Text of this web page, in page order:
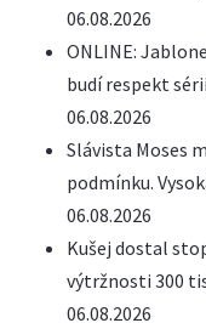
06.08.2026
ONLINE:
budí respekt
06.08.2026
Slávista Moses
podmínku.
06.08.2026
Kušej dostal
výtržnosti 300
06.08.2026